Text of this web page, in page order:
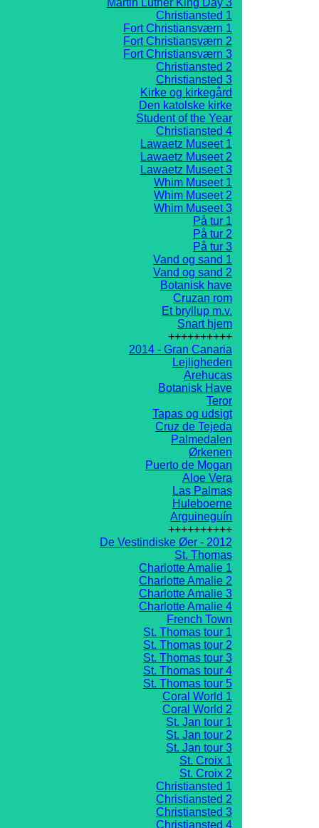
Martin Luther King Day 3
Christiansted 1
Fort Christiansværn 1
Fort Christiansværn 2
Fort Christiansværn 3
Christiansted 2
Christiansted 3
Kirke og kirkegård
Den katolske kirke
Student of the Year
Christiansted 4
Lawaetz Museet 1
Lawaetz Museet 2
Lawaetz Museet 3
Whim Museet 1
Whim Museet 2
Whim Museet 3
På tur 1
På tur 2
På tur 3
Vand og sand 1
Vand og sand 2
Botanisk have
Cruzan rom
Et bryllup m.v.
Snart hjem
++++++++++
2014 - Gran Canaria
Lejligheden
Arehucas
Botanisk Have
Teror
Tapas og udsigt
Cruz de Tejeda
Palmedalen
Ørkenen
Puerto de Mogan
Aloe Vera
Las Palmas
Huleboerne
Arguineguín
++++++++++
De Vestindiske Øer - 2012
St. Thomas
Charlotte Amalie 1
Charlotte Amalie 2
Charlotte Amalie 3
Charlotte Amalie 4
French Town
St. Thomas tour 1
St. Thomas tour 2
St. Thomas tour 3
St. Thomas tour 4
St. Thomas tour 5
Coral World 1
Coral World 2
St. Jan tour 1
St. Jan tour 2
St. Jan tour 3
St. Croix 1
St. Croix 2
Christiansted 1
Christiansted 2
Christiansted 3
Christiansted 4